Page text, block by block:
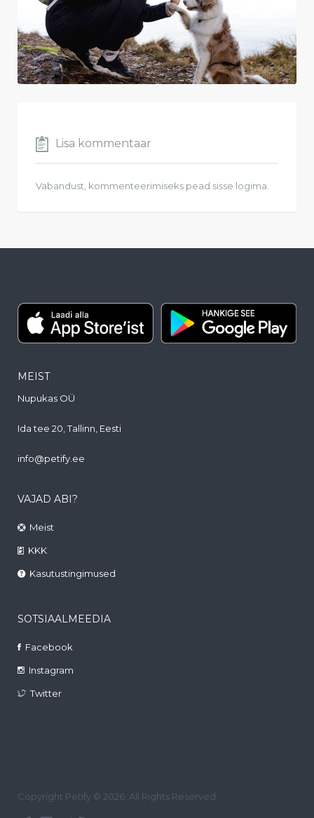
Lisa kommentaar
Vabandust, kommenteerimiseks pead sisse logima.
MEIST
Nupukas OÜ
Ida tee 20, Tallinn, Eesti
info@petify.ee
VAJAD ABI?
Meist
KKK
Kasutustingimused
SOTSIAALMEEDIA
Facebook
Instagram
Twitter
Copyright Petify © 2026. All Rights Reserved